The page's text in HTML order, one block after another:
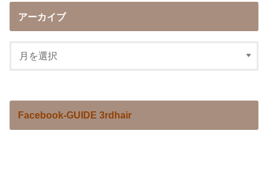
アーカイブ
Facebook-GUIDE 3rdhair